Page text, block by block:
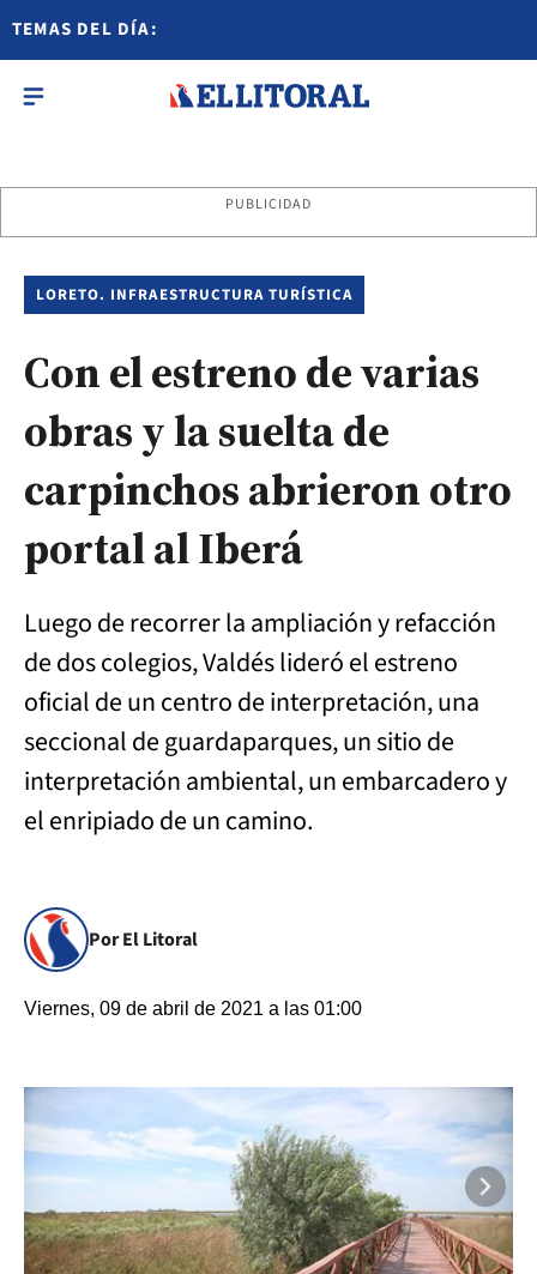
TEMAS DEL DÍA:
PUBLICIDAD
LORETO. INFRAESTRUCTURA TURÍSTICA
Con el estreno de varias
obras y la suelta de
carpinchos abrieron otro
portal al Iberá
Luego de recorrer la ampliación y refacción
de dos colegios, Valdés lideró el estreno
oficial de un centro de interpretación, una
seccional de guardaparques, un sitio de
interpretación ambiental, un embarcadero y
el enripiado de un camino.
Por El Litoral
Viernes, 09 de abril de 2021 a las 01:00